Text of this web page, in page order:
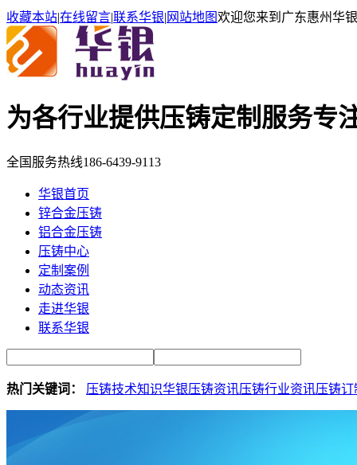
收藏本站|在线留言|联系华银| 网站地图欢迎您来到广东惠州华
为各行业提供压铸定制服务专
全国服务热线186-6439-9113
华银首页
锌合金压铸
铝合金压铸
压铸中心
定制案例
动态资讯
走进华银
联系华银
热门关键词： 压铸技术知识华银压铸资讯压铸行业资讯压铸